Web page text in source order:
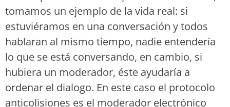
tomamos un ejemplo de la vida real: si
estuviéramos en una conversación y todos
hablaran al mismo tiempo, nadie entendería
lo que se está conversando, en cambio, si
hubiera un moderador, éste ayudaría a
ordenar el dialogo. En este caso el protocolo
anticolisiones es el moderador electrónico